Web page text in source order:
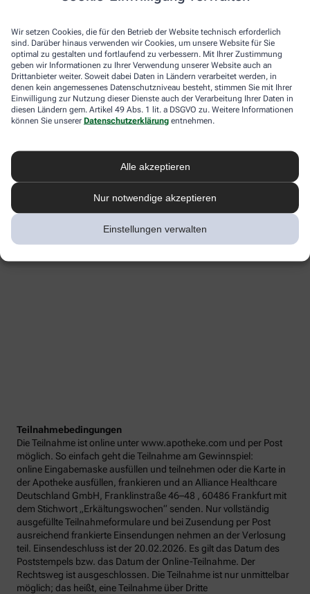
Wir setzen Cookies, die für den Betrieb der Website technisch erforderlich
sind. Darüber hinaus verwenden wir Cookies, um unsere Website für Sie
optimal zu gestalten und fortlaufend zu verbessern. Mit Ihrer Zustimmung
geben wir Informationen zu Ihrer Verwendung unserer Website auch an
Drittanbieter weiter. Soweit dabei Daten in Ländern verarbeitet werden, in
denen kein angemessenes Datenschutzniveau besteht, stimmen Sie mit Ihrer
Einwilligung zur Nutzung dieser Dienste auch der Verarbeitung Ihrer Daten in
diesen Ländern gem. Artikel 49 Abs. 1 lit. a DSGVO zu. Weitere Informationen
können Sie unserer Datenschutzerklärung entnehmen.
Alle akzeptieren
Nur notwendige akzeptieren
Einstellungen verwalten
Teilnahmebedingungen
Die Teilnahme ist online unter www.apotheke.com und per Post
möglich. So einfach geht die Teilnahme am Gewinnspiel:
online Eingabemaske ausfüllen und teilnehmen oder die Karte in
der Apotheke ausfüllen, frankieren und an Alliance Healthcare
Deutschland GmbH, Franklinstraße 46–48 , 60486 Frankfurt mit
dem Stichwort „Erkältungswochen“ senden. Nur vollständig
ausgefüllte Teilnahmeformulare und bei Zusendung per Post
ausreichend frankierte Einsendungen nehmen an der Verlosung
teil. Einsendeschluss ist der 20.02.2026. Es gilt das Datum des
Poststempels bzw. das Datum der Online-Teilnahme. Der
Rechtsweg ist ausgeschlossen. Die Teilnahme ist nur unmittelbar
möglich; das heißt, eine Teilnahme über Dritte